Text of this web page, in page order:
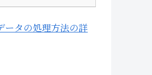
ータの処理方法の詳